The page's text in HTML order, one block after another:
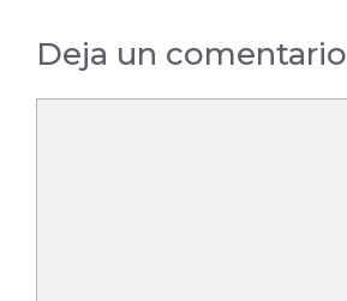
Deja un comentario